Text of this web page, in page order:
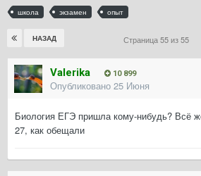
школа экзамен опыт
НАЗАД Страница 55 из 55
Valerika 10 899
Опубликовано 25 Июня
Биология ЕГЭ пришла кому-нибудь? Всё
27, как обещали